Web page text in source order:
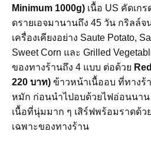
Minimum 1000g) เนื้อ US คัดเก
ดรายเอจมานานถึง 45 วัน กริลล์
เครื่องเคียงอย่าง Saute Potato,
Sweet Corn และ Grilled
ของทางร้านถึง 4 แบบ ต่อด้วย
220 บาท) ข้าวหน้าเนื้ออบ ที่ทางร้
หมัก ก่อนนำไปอบด้วยไฟอ่อนนาน
เนื้อที่นุ่มมาก ๆ เสิร์ฟพร้อมราดด้ว
เฉพาะของทางร้าน